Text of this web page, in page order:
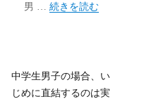
男 …“第7回 いじめとスト
続きを読む
中学生男子の場合、い
じめに直結するのは実